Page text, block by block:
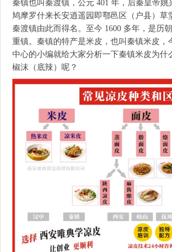
秦镇也叫秦渡镇，公元 401 年，后秦皇帝姚
鸠摩罗什来长安逍遥园即鄠邑区（户县）草
秦渡镇由此而得名。至今 1600 多年，是历
重镇。秦镇的特产是米皮，也叫秦镇米皮，
中心的小编就给大家分析一下秦镇米皮为什
椒沫（底辣）呢？